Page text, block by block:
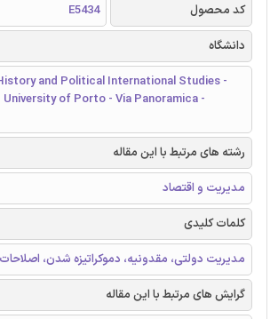
کد محصول
E5434
دانشگاه
and Political International Studies -
of Porto - Via Panoramica -
رشته های مرتبط با این مقاله
مدیریت و اقتصاد
کلمات کلیدی
مدیریت دولتی، مقدونیه، دموکراتیزه شدن، اصلاحات
گرایش های مرتبط با این مقاله